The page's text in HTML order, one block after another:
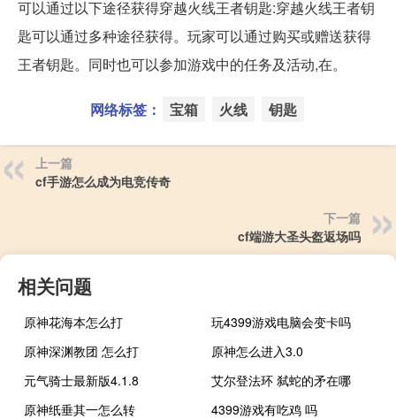
可以通过以下途径获得穿越火线王者钥匙:穿越火线王者钥
匙可以通过多种途径获得。玩家可以通过购买或赠送获得
王者钥匙。同时也可以参加游戏中的任务及活动,在。
网络标签： 宝箱 火线 钥匙
上一篇
cf手游怎么成为电竞传奇
下一篇
cf端游大圣头盔返场吗
相关问题
原神花海本怎么打
玩4399游戏电脑会变卡吗
原神深渊教团 怎么打
原神怎么进入3.0
元气骑士最新版4.1.8
艾尔登法环 弑蛇的矛在哪
原神纸垂其一怎么转
4399游戏有吃鸡 吗